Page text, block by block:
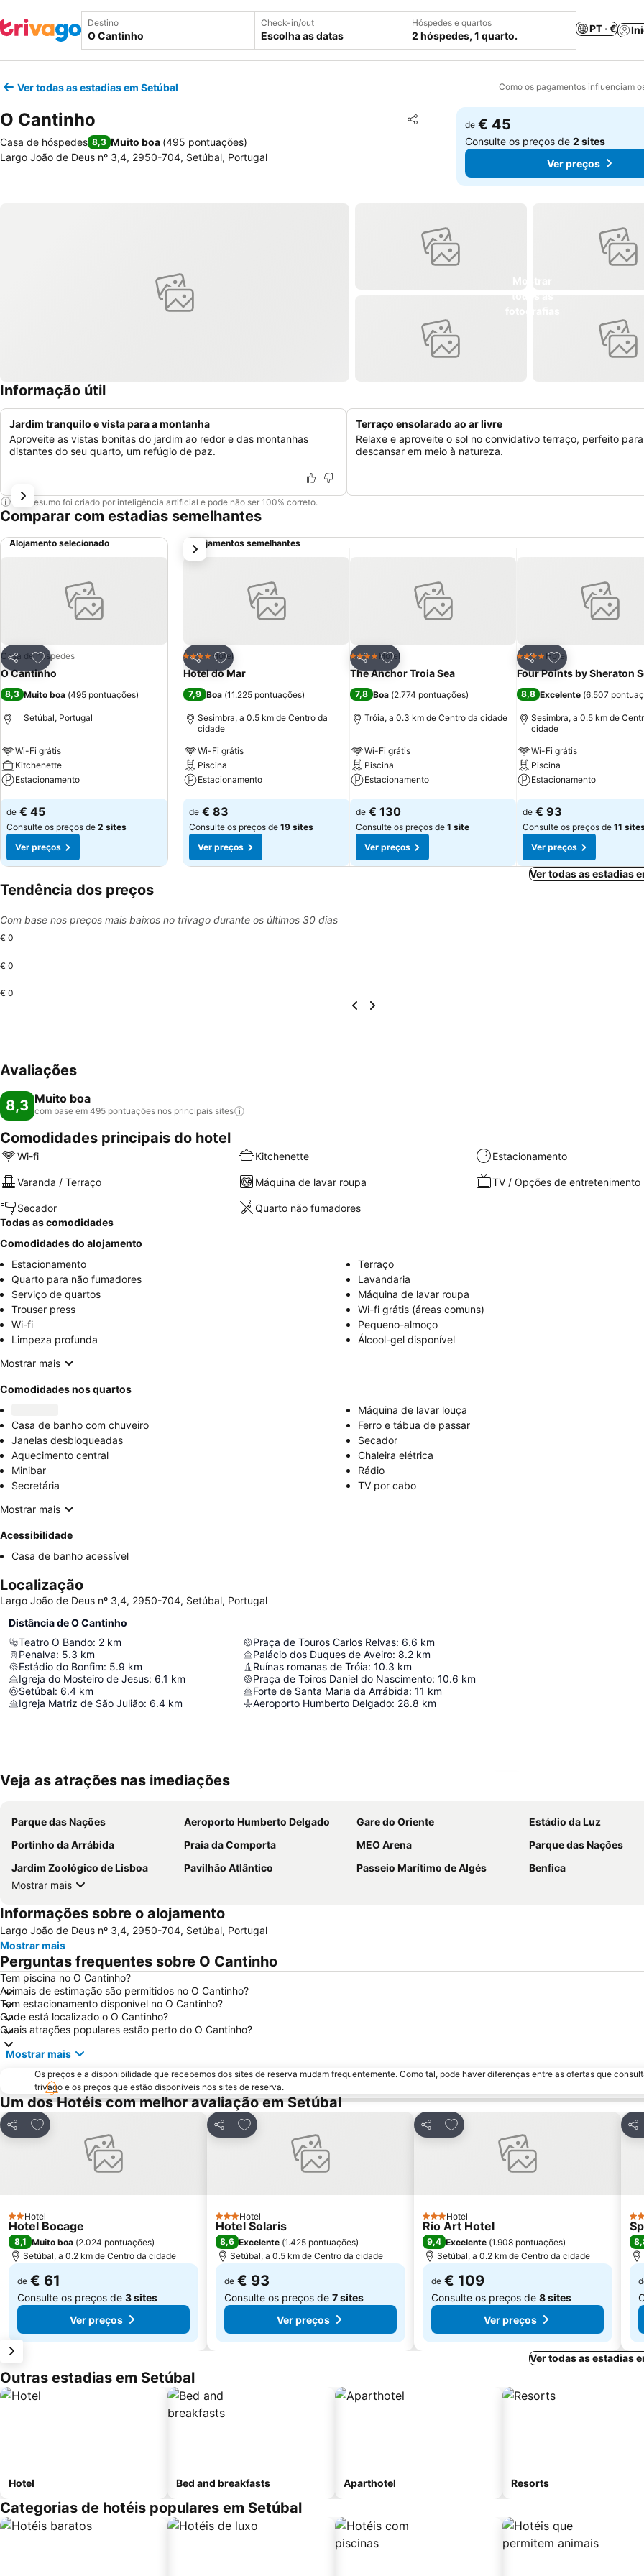
Destino Check-in/out
Escolha as datas
Hóspedes e quartos
2 hóspedes, 1 quarto.
PT · €
Ver todas as estadias em Setúbal Como os pagamentos influenciam
O Cantinho Partilhar
Adicionar aos favoritos
Casa de hóspedes 8,3 Muito boa (495 pontuações)
Largo João de Deus nº 3,4, 2950-704, Setúbal, Portugal
de € 45
Consulte os preços de2 sites
Ver preços
Informação útil
Jardim tranquilo e vista para a montanha
Aproveite as vistas bonitas do jardim ao redor e das montanhas
distantes do seu quarto, um refúgio de paz.
Terraço ensolarado ao ar livre
Relaxe e aproveite o sol no convidativo terraço, perfeito para
descansar em meio à natureza.
Este resumo foi criado por inteligência artificial e pode não ser 100% correto.
Comparar com estadias semelhantes
Alojamento selecionado
Partilhar
Adicionar aos favoritos
Casa de hóspedes
O Cantinho
8,3 Muito boa (495 pontuações)
Setúbal, Portugal
Wi-Fi grátis
Kitchenette
Estacionamento
Ver preços
de € 45
Consulte os preços de 2 sites
Ver preços
Alojamentos semelhantes
Partilhar
Adicionar aos favoritos
4 EstrelasHotel
Hotel do Mar
7,9 Boa (11.225 pontuações)
Sesimbra, a 0.5 km de Centro da
cidade
Wi-Fi grátis
Piscina
Estacionamento
Ver preços
de € 83
Consulte os preços de 19 sites
Ver preços
Partilhar
Adicionar aos favoritos
4 EstrelasHotel
The Anchor Troia Sea
7,8 Boa (2.774 pontuações)
Tróia, a 0.3 km de Centro da cidade
Wi-Fi grátis
Piscina
Estacionamento
Ver preços
de € 130
Consulte os preços de 1 site
Ver preços
Partilhar
Adicionar aos
4 EstrelasHotel
Four Points by Sheraton
8,8 Excelente (6.507
Sesimbra, a 0.5 km de
cidade
Wi-Fi grátis
Piscina
Estacionamento
Ver preços
de € 93
Consulte os preços de 11
Ver preços
próximo
Ver todas as estadias
Tendência dos preços
Com base nos preços mais baixos no trivago durante os últimos 30 dias
€ 0
€ 0
€ 0
Avaliações
8,3 Muito boa
com base em 495 pontuações nos principais sites
Comodidades principais do hotel
Wi-fi Kitchenette Estacionamento
Varanda / Terraço Máquina de lavar roupa TV / Opções de entretenimento
Secador
Quarto não fumadores
Todas as comodidades
Comodidades do alojamento
Estacionamento
Terraço
Quarto para não fumadores
Lavandaria
Serviço de quartos
Máquina de lavar roupa
Trouser press
Wi-fi grátis (áreas comuns)
Wi-fi
Pequeno-almoço
Limpeza profunda
Álcool-gel disponível
Mostrar mais
Comodidades nos quartos
Máquina de lavar louça
Casa de banho com chuveiro
Ferro e tábua de passar
Janelas desbloqueadas
Secador
Aquecimento central
Chaleira elétrica
Minibar
Rádio
Secretária
TV por cabo
Mostrar mais
Acessibilidade
Casa de banho acessível
Localização
Largo João de Deus nº 3,4, 2950-704, Setúbal, Portugal
Distância de O Cantinho
Teatro O Bando: 2 km
Penalva: 5.3 km
Estádio do Bonfim: 5.9 km
Igreja do Mosteiro de Jesus: 6.1 km
Setúbal: 6.4 km
Igreja Matriz de São Julião: 6.4 km
Praça de Touros Carlos Relvas: 6.6 km
Palácio dos Duques de Aveiro: 8.2 km
Ruínas romanas de Tróia: 10.3 km
Praça de Toiros Daniel do Nascimento: 10.6 km
Forte de Santa Maria da Arrábida: 11 km
Aeroporto Humberto Delgado: 28.8 km
Veja as atrações nas imediações
Parque das Nações Aeroporto Humberto Delgado Gare do Oriente
Estádio da Luz
Portinho da Arrábida
Praia da Comporta MEO Arena
Parque das Nações
Jardim Zoológico de Lisboa
Pavilhão Atlântico Passeio Marítimo de Algés
Benfica
Mostrar mais
Informações sobre o alojamento
Largo João de Deus nº 3,4, 2950-704, Setúbal, Portugal
Mostrar mais
Perguntas frequentes sobre O Cantinho
Tem piscina no O Cantinho?
Animais de estimação são permitidos no O Cantinho?
Tem estacionamento disponível no O Cantinho?
Onde está localizado o O Cantinho?
Quais atrações populares estão perto do O Cantinho?
Mostrar mais
Os preços e a disponibilidade que recebemos dos sites de reserva mudam frequentemente. Como tal, pode haver diferenças entre as ofertas que
trivago e os preços que estão disponíveis nos sites de reserva.
Um dos Hotéis com melhor avaliação em Setúbal
Partilhar
Adicionar aos favoritos
2 Estrelas
Hotel
Hotel Bocage
8,1 Muito boa (2.024 pontuações)
Setúbal, a 0.2 km de Centro da cidade
de € 61
Consulte os preços de 3 sites
Ver preços
Partilhar
Adicionar aos favoritos
3 Estrelas
Hotel
Hotel Solaris
8,6 Excelente (1.425 pontuações)
Setúbal, a 0.5 km de Centro da cidade
de € 93
Consulte os preços de 7 sites
Ver preços
Partilhar
Adicionar aos favoritos
3 Estrelas
Hotel
Rio Art Hotel
9,4 Excelente (1.908 pontuações)
Setúbal, a 0.2 km de Centro da cidade
de € 109
Consulte os preços de 8 sites
Ver preços
2
Ver todas as estadias
Outras estadias em Setúbal
Hotel Bed and breakfasts Aparthotel Resorts
Categorias de hotéis populares em Setúbal